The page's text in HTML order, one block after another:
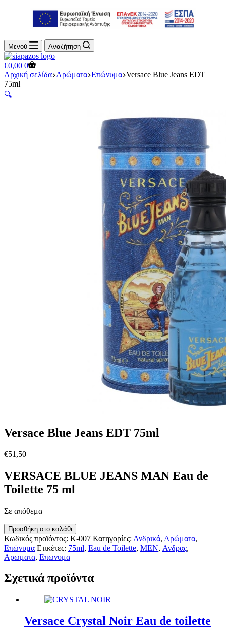
Μενού Αναζήτηση
Shopping
cart
€0,00 0
Αρχική σελίδα Αρώματα Επώνυμα Versace Blue Jeans EDT
75ml
🔍
Versace Blue Jeans EDT 75ml
€51,50
VERSACE BLUE JEANS MAN Eau de
Toilette 75 ml
Σε απόθεμα
Versace
Blue
Jeans
EDT
75ml
ποσότητα
Προσθήκη στο καλάθι
Κωδικός προϊόντος: K-007 Κατηγορίες: Ανδρικά, Αρώματα,
Επώνυμα Ετικέτες: 75ml, Eau de Toilette, MEN, Ανδρας,
Αρωματα, Επωνυμα
Σχετικά προϊόντα
Versace Crystal Noir Eau de toilette